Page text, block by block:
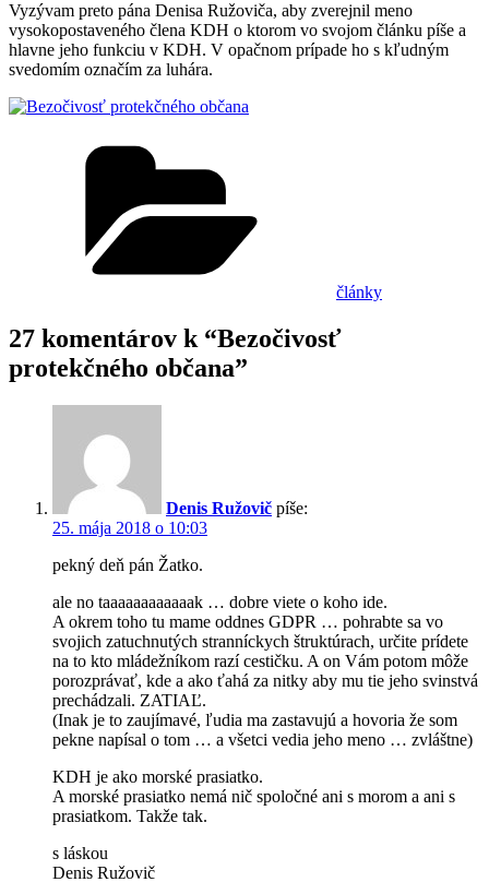
Vyzývam preto pána Denisa Ružoviča, aby zverejnil meno
vysokopostaveného člena KDH o ktorom vo svojom článku píše a
hlavne jeho funkciu v KDH. V opačnom prípade ho s kľudným
svedomím označím za luhára.
články
27 komentárov k “Bezočivosť
protekčného občana”
Denis Ružovič píše:
25. mája 2018 o 10:03
pekný deň pán Žatko.
ale no taaaaaaaaaaaak … dobre viete o koho ide.
A okrem toho tu mame oddnes GDPR … pohrabte sa vo
svojich zatuchnutých stranníckych štruktúrach, určite prídete
na to kto mládežníkom razí cestičku. A on Vám potom môže
porozprávať, kde a ako ťahá za nitky aby mu tie jeho svinstvá
prechádzali. ZATIAĽ.
(Inak je to zaujímavé, ľudia ma zastavujú a hovoria že som
pekne napísal o tom … a všetci vedia jeho meno … zvláštne)
KDH je ako morské prasiatko.
A morské prasiatko nemá nič spoločné ani s morom a ani s
prasiatkom. Takže tak.
s láskou
Denis Ružovič